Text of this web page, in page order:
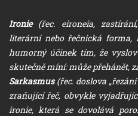
Ironie(řec. eironeia,
literární nebo řečnická forma,
humorný účinek tím, že
skutečně míní: může přehánět,
Sarkasmus(řec. doslova
zraňující řeč, obvykle
ironie, která se dovolává